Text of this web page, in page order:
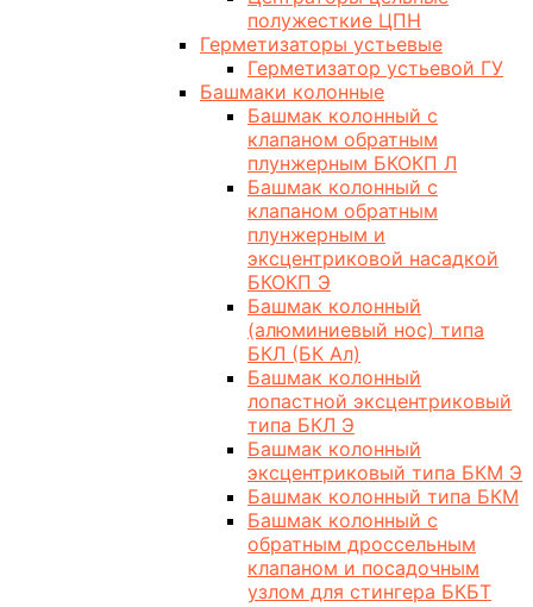
полужесткие ЦПН
Герметизаторы устьевые
Герметизатор устьевой ГУ
Башмаки колонные
Башмак колонный с
клапаном обратным
плунжерным БКОКП Л
Башмак колонный с
клапаном обратным
плунжерным и
эксцентриковой насадкой
БКОКП Э
Башмак колонный
(алюминиевый нос) типа
БКЛ (БК Ал)
Башмак колонный
лопастной эксцентриковый
типа БКЛ Э
Башмак колонный
эксцентриковый типа БКМ Э
Башмак колонный типа БКМ
Башмак колонный с
обратным дроссельным
клапаном и посадочным
узлом для стингера БКБТ